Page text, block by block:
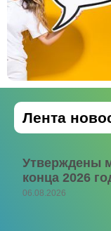
Лента
Утверждены
конца 2026
06.08.2026